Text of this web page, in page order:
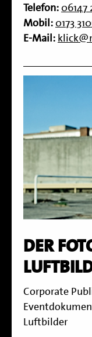
Telefon: 06147
Mobil: 0173
E-Mail:
DER
Corporate
Luftbilder